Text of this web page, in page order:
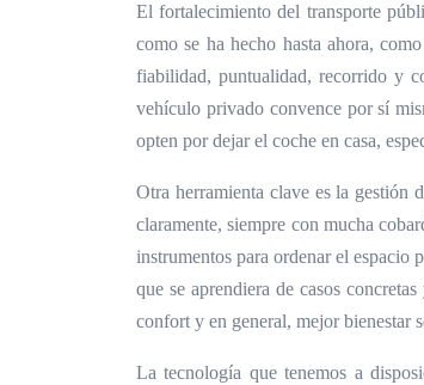
El fortalecimiento del transporte
como se ha hecho hasta ahora,
fiabilidad, puntualidad, recorrido y
vehículo privado convence por sí
opten por dejar el coche en casa,
Otra herramienta clave es la gestión
claramente, siempre con mucha
instrumentos para ordenar el espacio
que se aprendiera de casos
confort y en general, mejor bienestar
La tecnología que tenemos a